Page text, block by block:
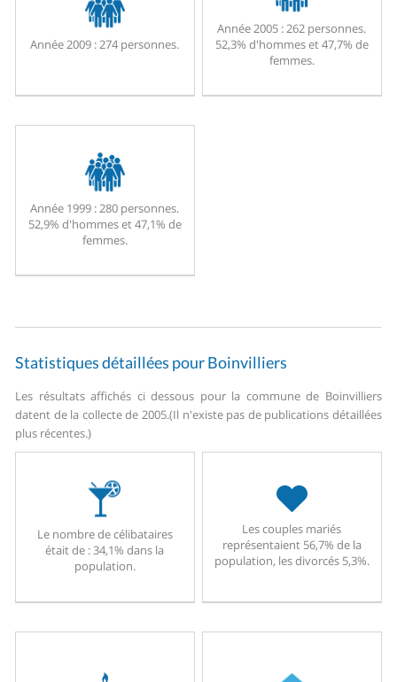
Année 2009 :274 personnes.
Année 2005 :262 personnes.
52,3% d'hommes et 47,7% de
femmes.
Année 1999 :280 personnes.
52,9% d'hommes et 47,1% de
femmes.
Statistiques détaillées pour Boinvilliers
Les résultats affichés ci dessous pour la commune de Boinvilliers
datent de la collecte de 2005.(Il n'existe pas de publications détaillées
plus récentes.)
Le nombre de célibataires
était de : 34,1% dans la
population.
Les couples mariés
représentaient 56,7% de la
population, les divorcés 5,3%.